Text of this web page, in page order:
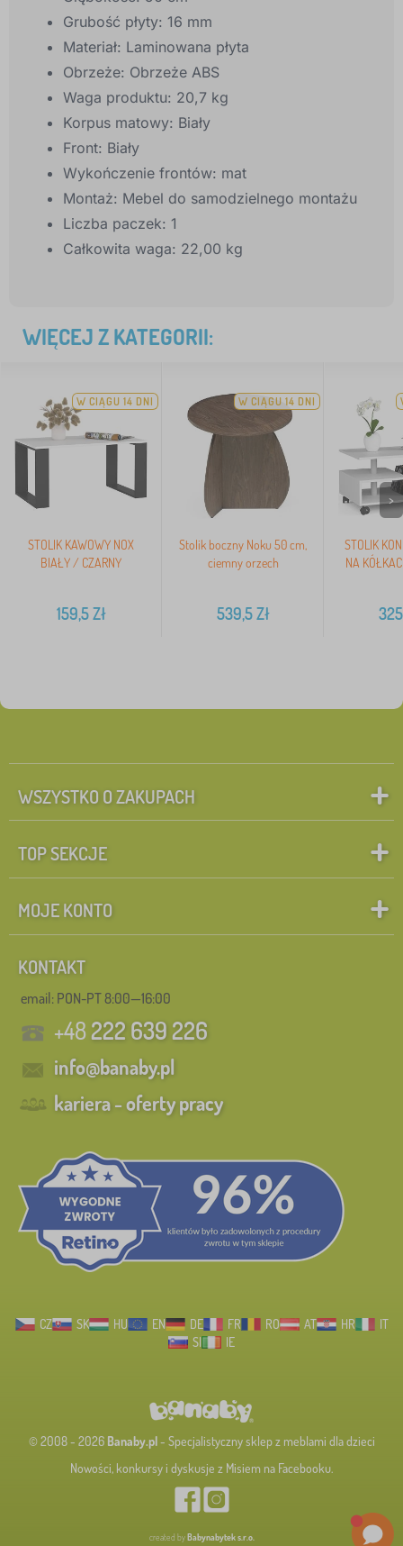
Grubość płyty: 16 mm
Materiał: Laminowana płyta
Obrzeże: Obrzeże ABS
Waga produktu: 20,7 kg
Korpus matowy: Biały
Front: Biały
Wykończenie frontów: mat
Montaż: Mebel do samodzielnego montażu
Liczba paczek: 1
Całkowita waga: 22,00 kg
WIĘCEJ Z KATEGORII:
W CIĄGU 14 DNI
STOLIK KAWOWY NOX
BIAŁY / CZARNY
159,5Zł
W CIĄGU 14 DNI
Stolik boczny Noku 50 cm,
ciemny orzech
539,5Zł
STOLIK
NA
>
WSZYSTKO O ZAKUPACH
TOP SEKCJE
MOJE KONTO
KONTAKT
email: PON-PT 8:00—16:00
+48222 639 226
info@banaby.pl
kariera - oferty pracy
CZ SK HU EN DE FR RO AT HR
IT
SI
IE
© 2008 - 2026 Banaby.pl- Specjalistyczny sklep z meblami dla dzieci
Nowości, konkursy i dyskusje z Misiem na Facebooku.
created by Babynabytek s.r.o.